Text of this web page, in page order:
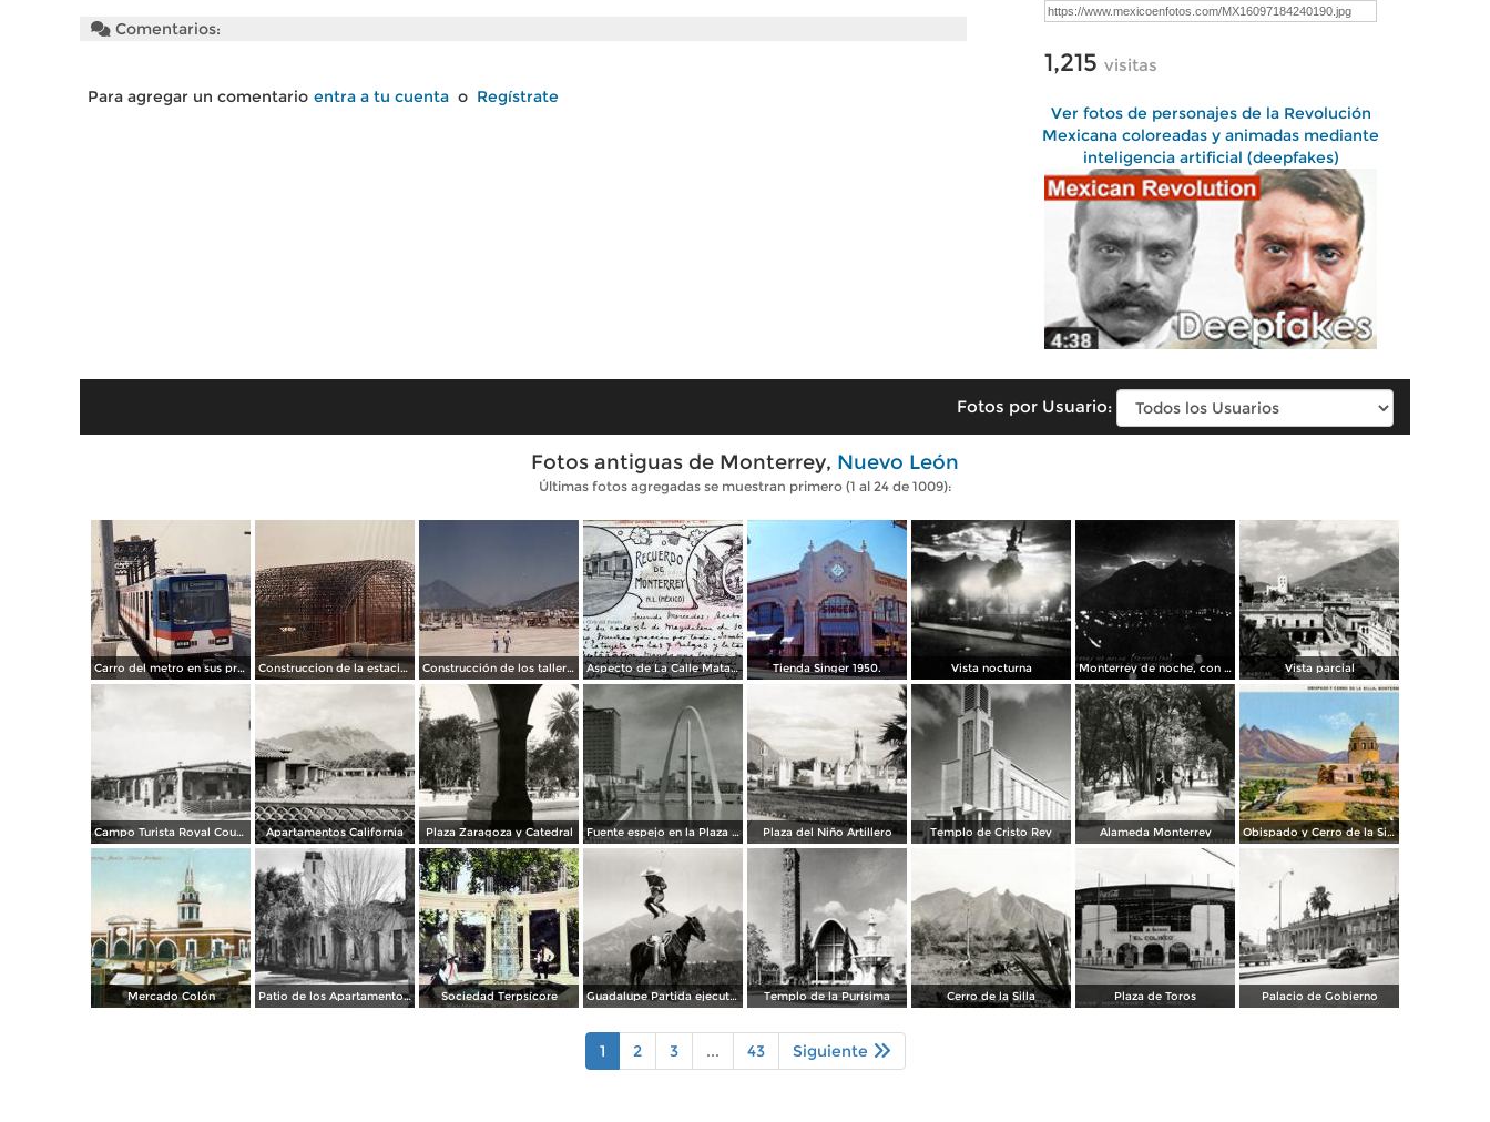
Comentarios:
Para agregar un comentario entra a tu cuenta o Regístrate
1,215 visitas
Ver fotos de personajes de la Revolución
Mexicana coloreadas y animadas mediante
inteligencia artificial (deepfakes)
Fotos por Usuario:
Fotos antiguas de Monterrey, Nuevo León
Últimas fotos agregadas se muestran primero (1 al 24 de 1009):
Carro del metro en sus primeras pruebas durante 1990 Construccion de la estacion cuauhtemoc Construcción de los talleres del metro Aspecto de La Calle Matamoros ( Circulada el 8 de Abril de 1912 ). Tienda Singer 1950. Vista nocturna Monterrey de noche, con tempestad Vista parcial
Campo Turista Royal Courts Apartamentos California Plaza Zaragoza y Catedral Fuente espejo en la Plaza Zaragoza Plaza del Niño Artillero Templo de Cristo Rey Alameda Monterrey Obispado y Cerro de la Silla
Mercado Colón Patio de los Apartamentos Regina Sociedad Terpsícore Guadalupe Partida ejecutando una charrería con lazo Templo de la Purísima Cerro de la Silla Plaza de Toros Palacio de Gobierno
1 2 3 ... 43 Siguiente